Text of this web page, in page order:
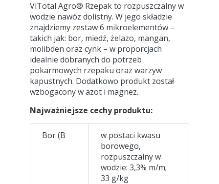
ViTotal Agro® Rzepak to rozpuszczalny w
wodzie nawóz dolistny. W jego składzie
znajdziemy zestaw 6 mikroelementów –
takich jak: bor, miedź, żelazo, mangan,
molibden oraz cynk – w proporcjach
idealnie dobranych do potrzeb
pokarmowych rzepaku oraz warzyw
kapustnych. Dodatkowo produkt został
wzbogacony w azot i magnez.
Najważniejsze cechy produktu:
Bor (B
w postaci kwasu
borowego,
rozpuszczalny w
wodzie: 3,3% m/m;
33 g/kg